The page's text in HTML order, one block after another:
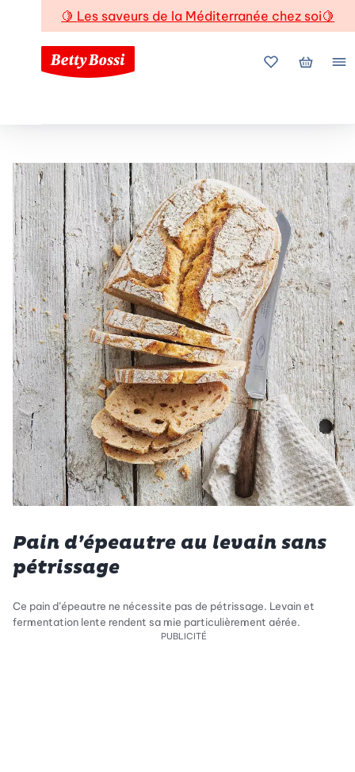
🍋 Les saveurs de la Méditerranée chez soi🍋
Mes favoris
Mon
Pain d’épeautre au levain sans
pétrissage
Ce pain d’épeautre ne nécessite pas de pétrissage. Levain et
fermentation lente rendent sa mie particulièrement aérée.
PUBLICITÉ